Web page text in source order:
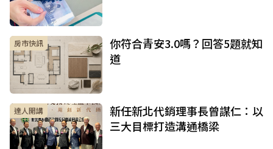
房市快訊
你符合青安3.0嗎？回答5題就知
道
達人開講
新任新北代銷理事長曾謀仁：以
三大目標打造溝通橋梁